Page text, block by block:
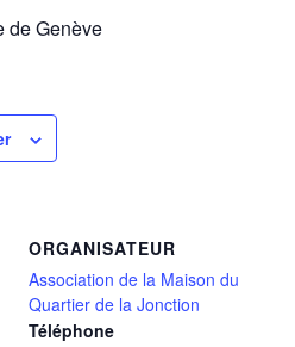
de Genève
ORGANISATEUR
Association de la Maison du
Quartier de la Jonction
Téléphone